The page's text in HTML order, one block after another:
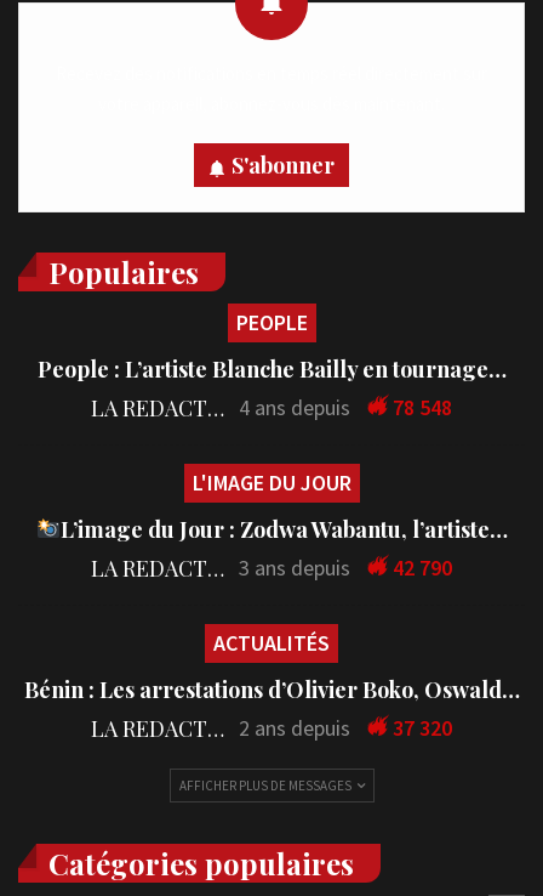
S'abonner
Populaires
PEOPLE
People : L’artiste Blanche Bailly en tournage…
LA REDACTION 4 ans depuis 78 548
L'IMAGE DU JOUR
L’image du Jour : Zodwa Wabantu, l’artiste…
LA REDACTION 3 ans depuis 42 790
ACTUALITÉS
Bénin : Les arrestations d’Olivier Boko, Oswald…
LA REDACTION 2 ans depuis 37 320
AFFICHER PLUS DE MESSAGES
Catégories populaires